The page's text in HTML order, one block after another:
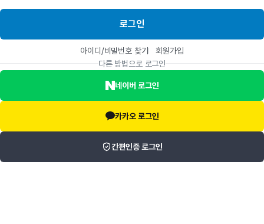
로그인
아이디/비밀번호 찾기
회원가입
다른 방법으로 로그인
네이버 로그인
카카오 로그인
간편인증 로그인